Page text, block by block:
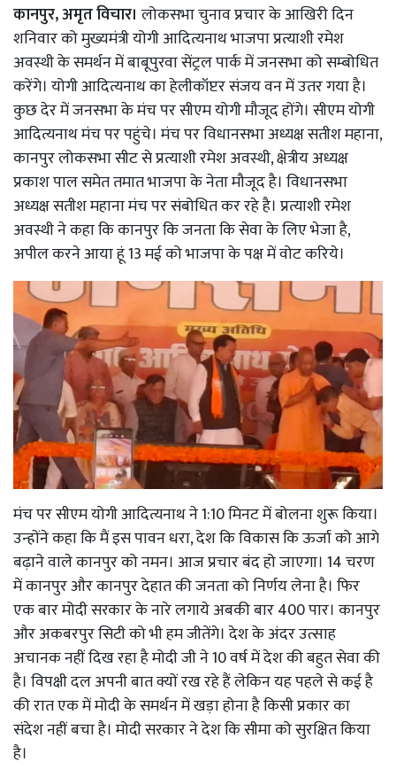
कानपुर, अमृत विचार। लोकसभा चुनाव प्रचार के आखिरी दिन
शनिवार को मुख्यमंत्री योगी आदित्यनाथ भाजपा प्रत्याशी रमेश
अवस्थी के समर्थन में बाबूपुरवा सेंट्रल पार्क में जनसभा को सम्बोधित
करेंगे। योगी आदित्यनाथ का हेलीकॉप्टर संजय वन में उतर गया है।
कुछ देर में जनसभा के मंच पर सीएम योगी मौजूद होंगे। सीएम योगी
आदित्यनाथ मंच पर पहुंचे। मंच पर विधानसभा अध्यक्ष सतीश महाना,
कानपुर लोकसभा सीट से प्रत्याशी रमेश अवस्थी, क्षेत्रीय अध्यक्ष
प्रकाश पाल समेत तमात भाजपा के नेता मौजूद है। विधानसभा
अध्यक्ष सतीश महाना मंच पर संबोधित कर रहे है। प्रत्याशी रमेश
अवस्थी ने कहा कि कानपुर कि जनता कि सेवा के लिए भेजा है,
अपील करने आया हूं 13 मई को भाजपा के पक्ष में वोट करिये।
मंच पर सीएम योगी आदित्यनाथ ने 1:10 मिनट में बोलना शुरू किया।
उन्होंने कहा कि मैं इस पावन धरा, देश कि विकास कि ऊर्जा को आगे
बढ़ाने वाले कानपुर को नमन। आज प्रचार बंद हो जाएगा। 14 चरण
में कानपुर और कानपुर देहात की जनता को निर्णय लेना है। फिर
एक बार मोदी सरकार के नारे लगाये अबकी बार 400 पार। कानपुर
और अकबरपुर सिटी को भी हम जीतेंगे। देश के अंदर उत्साह
अचानक नहीं दिख रहा है मोदी जी ने 10 वर्ष में देश की बहुत सेवा की
है। विपक्षी दल अपनी बात क्यों रख रहे हैं लेकिन यह पहले से कई है
की रात एक में मोदी के समर्थन में खड़ा होना है किसी प्रकार का
संदेश नहीं बचा है। मोदी सरकार ने देश कि सीमा को सुरक्षित किया
है।